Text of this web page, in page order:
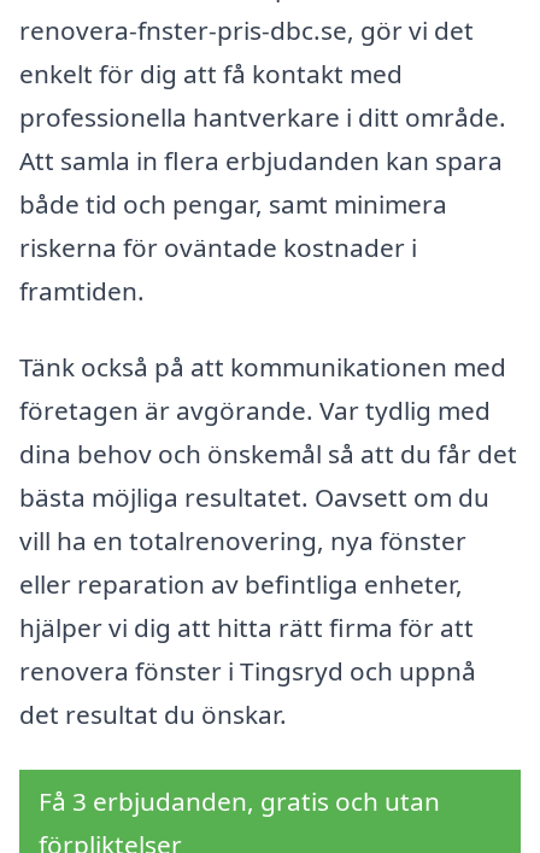
renovera-fnster-pris-dbc.se, gör vi det
enkelt för dig att få kontakt med
professionella hantverkare i ditt område.
Att samla in flera erbjudanden kan spara
både tid och pengar, samt minimera
riskerna för oväntade kostnader i
framtiden.
Tänk också på att kommunikationen med
företagen är avgörande. Var tydlig med
dina behov och önskemål så att du får det
bästa möjliga resultatet. Oavsett om du
vill ha en totalrenovering, nya fönster
eller reparation av befintliga enheter,
hjälper vi dig att hitta rätt firma för att
renovera fönster i Tingsryd och uppnå
det resultat du önskar.
Få 3 erbjudanden, gratis och utan
förpliktelser